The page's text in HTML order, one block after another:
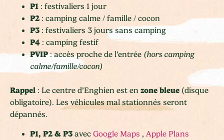
P1 : festivaliers 1 jour
P2 : camping calme / famille / cocon
P3 : festivaliers 3 jours sans camping
P4 : camping festif
PVIP: accès proche de l’entrée (hors camping
calme/famille/cocon)
Rappel : Le centre d’Enghien est en zone bleue (disque
obligatoire). Les véhicules mal stationnés seront
dépannés.
P1, P2 & P3 avec Google Maps , Apple Plans